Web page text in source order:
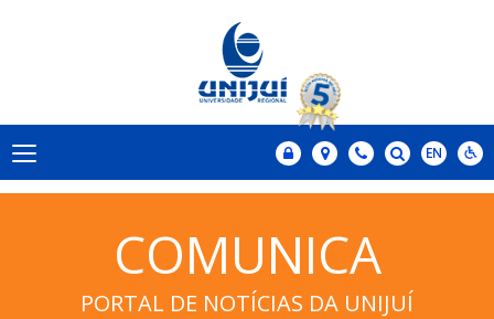
COMUNICA
PORTAL DE NOTÍCIAS DA UNIJUÍ